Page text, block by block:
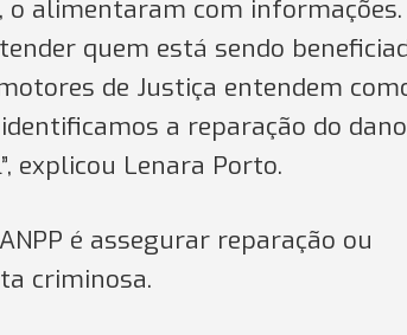
o alimentaram com informações.
quem está sendo
de Justiça entendem
a reparação do
explicou Lenara Porto.
é assegurar reparação ou
criminosa.